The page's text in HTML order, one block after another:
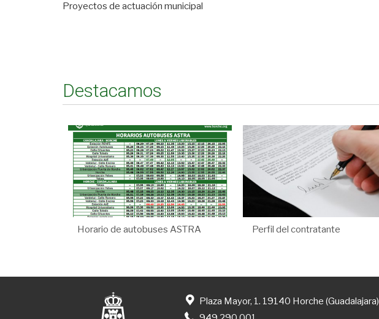
Proyectos de actuación municipal
Destacamos
Horario de autobuses ASTRA Perfil del contratante
Plaza Mayor, 1. 19140 Horche (Guadalajara)